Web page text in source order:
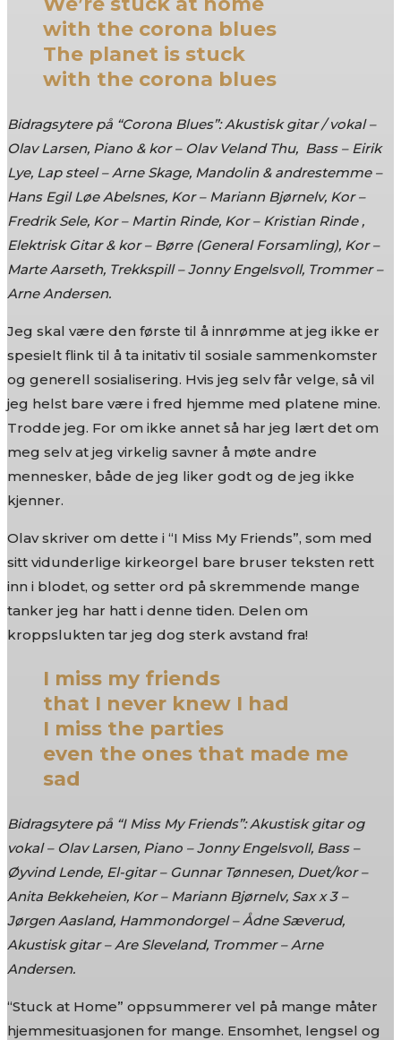
with the corona blues
The planet is stuck
with the corona blues
Bidragsytere på “Corona Blues”: Akustisk gitar / vokal –
Olav Larsen, Piano & kor – Olav Veland Thu, Bass – Eirik
Lye, Lap steel – Arne Skage, Mandolin & andrestemme –
Hans Egil Løe Abelsnes, Kor – Mariann Bjørnelv, Kor –
Fredrik Sele, Kor – Martin Rinde, Kor – Kristian Rinde ,
Elektrisk Gitar & kor – Børre (General Forsamling), Kor –
Marte Aarseth, Trekkspill – Jonny Engelsvoll, Trommer –
Arne Andersen.
Jeg skal være den første til å innrømme at jeg ikke er
spesielt flink til å ta initativ til sosiale sammenkomster
og generell sosialisering. Hvis jeg selv får velge, så vil
jeg helst bare være i fred hjemme med platene mine.
Trodde jeg. For om ikke annet så har jeg lært det om
meg selv at jeg virkelig savner å møte andre
mennesker, både de jeg liker godt og de jeg ikke
kjenner.
Olav skriver om dette i “I Miss My Friends”, som med
sitt vidunderlige kirkeorgel bare bruser teksten rett
inn i blodet, og setter ord på skremmende mange
tanker jeg har hatt i denne tiden. Delen om
kroppslukten tar jeg dog sterk avstand fra!
I miss my friends
that I never knew I had
I miss the parties
even the ones that made me
sad
Bidragsytere på “I Miss My Friends”: Akustisk gitar og
vokal – Olav Larsen, Piano – Jonny Engelsvoll, Bass –
Øyvind Lende, El-gitar – Gunnar Tønnesen, Duet/kor –
Anita Bekkeheien, Kor – Mariann Bjørnelv, Sax x 3 –
Jørgen Aasland, Hammondorgel – Ådne Sæverud,
Akustisk gitar – Are Sleveland, Trommer – Arne
Andersen.
“Stuck at Home” oppsummerer vel på mange måter
hjemmesituasjonen for mange. Ensomhet, lengsel og